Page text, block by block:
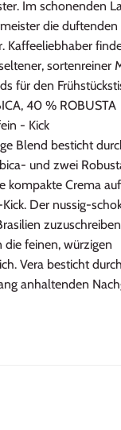
Im schonenden
die
Kaffeeliebhaber
sortenreiner
für den
40 % ROBUSTA
- Kick
Blend besticht
und zwei
kompakte Crema
Der nussig-
die feinen, würzigen
Vera besticht
anhaltenden